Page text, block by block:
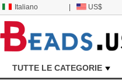
Italiano US$
TUTTE LE CATEGORIE